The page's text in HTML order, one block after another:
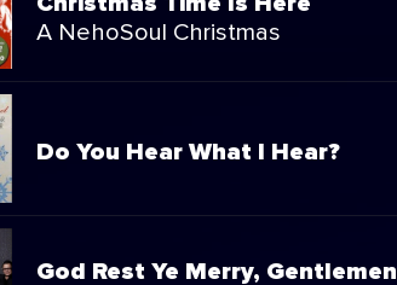
A NehoSoul Christmas
Do You Hear What I Hear?
God Rest Ye Merry, Gentlemen